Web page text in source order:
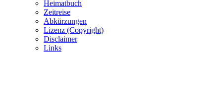
Heimatbuch
Zeitreise
Abkürzungen
Lizenz (Copyright)
Disclaimer
Links